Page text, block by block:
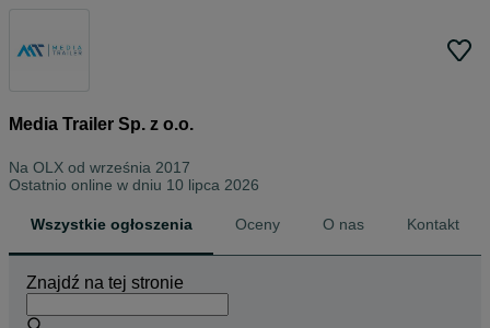
Media Trailer Sp. z o.o.
Na OLX od września 2017
Ostatnio online w dniu 10 lipca 2026
Wszystkie ogłoszenia Oceny O nas Kontakt
Znajdź na tej stronie